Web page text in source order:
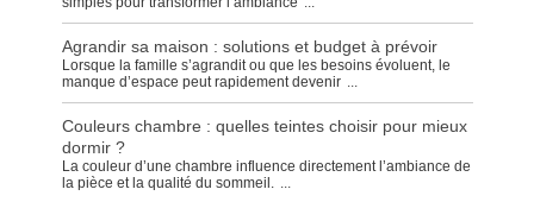
Agrandir sa maison : solutions et budget à prévoir
Lorsque la famille s’agrandit ou que les besoins évoluent, le
manque d’espace peut rapidement devenir ...
Couleurs chambre : quelles teintes choisir pour mieux
dormir ?
La couleur d’une chambre influence directement l’ambiance de
la pièce et la qualité du sommeil. ...